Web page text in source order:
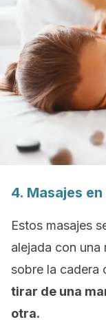
4. Masajes
Estos masajes
alejada con
sobre la cadera
tirar de una
otra.